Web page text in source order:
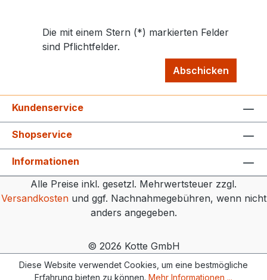
Die mit einem Stern (*) markierten Felder
sind Pflichtfelder.
Abschicken
Kundenservice
Shopservice
Informationen
Alle Preise inkl. gesetzl. Mehrwertsteuer zzgl.
Versandkostenund ggf. Nachnahmegebühren, wenn nicht
anders angegeben.
© 2026 Kotte GmbH
Diese Website verwendet Cookies, um eine bestmögliche
Erfahrung bieten zu können. Mehr Informationen ...